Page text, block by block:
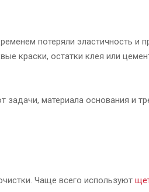
потеряли эластичность и
краски, остатки клея или
материала основания и
Чаще всего используют